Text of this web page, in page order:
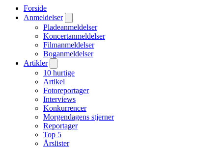
Forside
Anmeldelser
Pladeanmeldelser
Koncertanmeldelser
Filmanmeldelser
Boganmeldelser
Artikler
10 hurtige
Artikel
Fotoreportager
Interviews
Konkurrencer
Morgendagens stjerner
Reportager
Top 5
Årslister